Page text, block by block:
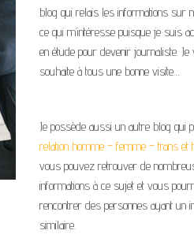
blog qui relais les informations sur
ce qui m’intéresse puisque je suis
en étude pour devenir journaliste. Je
souhaite à tous une bonne visite…
Je possède aussi un autre blog qui
relation homme – femme – trans et
vous pouvez retrouver de
informations à ce sujet et vous
rencontrer des personnes ayant un
similaire.